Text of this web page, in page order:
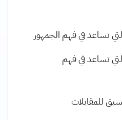
تساعد في فهم الجمهور
تساعد في فهم
للمقابلات